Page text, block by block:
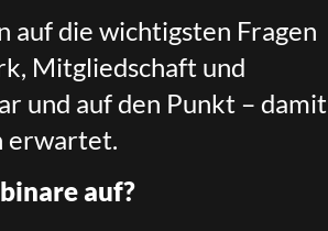
die wichtigsten Fragen
Mitgliedschaft und
und auf den Punkt – damit
erwartet.
auf?